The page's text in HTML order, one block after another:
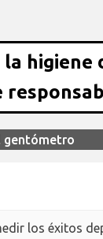
higiene
gentómetro
los éxitos